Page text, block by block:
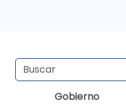
Gobierno